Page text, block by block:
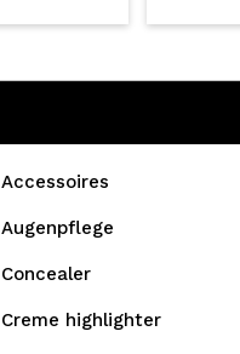
Accessoires
Augenpflege
Concealer
Creme highlighter